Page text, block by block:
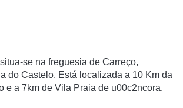
se na freguesia de Carreço,
do Castelo. Está localizada a 10 Km da
e a 7km de Vila Praia de u00c2ncora.